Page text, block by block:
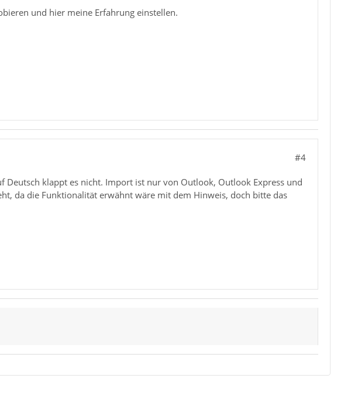
und hier meine Erfahrung einstellen.
#4
klappt es nicht. Import ist nur von Outlook, Outlook Express und
da die Funktionalität erwähnt wäre mit dem Hinweis, doch bitte das